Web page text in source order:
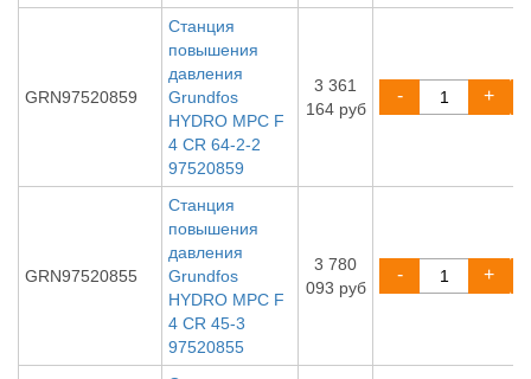
GRN97520859
Станция
повышения
давления
Grundfos
HYDRO MPC F
4 CR 64-2-2
97520859
3 361
164 руб
- +
GRN97520855
Станция
повышения
давления
Grundfos
HYDRO MPC F
4 CR 45-3
97520855
3 780
093 руб
- +